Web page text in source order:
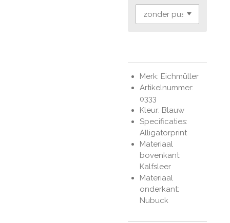
Merk: Eichmüller
Artikelnummer:
0333
Kleur: Blauw
Specificaties:
Alligatorprint
Materiaal
bovenkant:
Kalfsleer
Materiaal
onderkant:
Nubuck